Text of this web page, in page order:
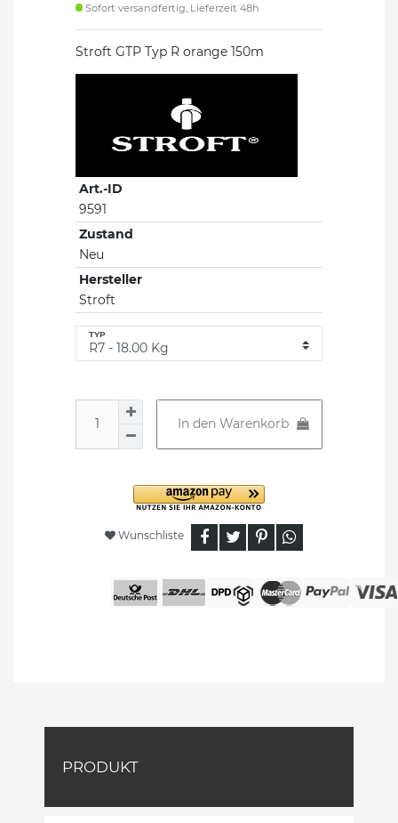
Sofort versandfertig, Lieferzeit 48h
Stroft GTP Typ R orange 150m
Art.-ID
9591
Zustand
Neu
Hersteller
Stroft
TYP
In den Warenkorb
Wunschliste
PRODUKT